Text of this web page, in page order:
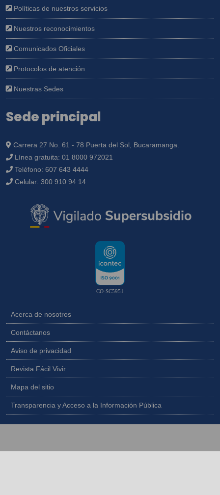
Políticas de nuestros servicios
Nuestros reconocimientos
Comunicados Oficiales
Protocolos de atención
Nuestras Sedes
Sede principal
Carrera 27 No. 61 - 78 Puerta del Sol, Bucaramanga.
Línea gratuita: 01 8000 972021
Teléfono: 607 643 4444
Celular: 300 910 94 14
CO-SC5951
Acerca de nosotros
Contáctanos
Aviso de privacidad
Revista Fácil Vivir
Mapa del sitio
Transparencia y Acceso a la Información Pública